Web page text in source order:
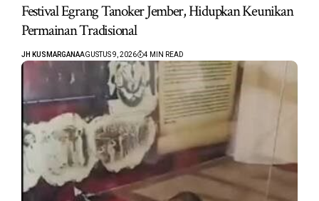
Festival Egrang Tanoker Jember, Hidupkan Keunikan
Permainan Tradisional
JH KUSMARGANAAGUSTUS 9, 2026 4 MIN READ